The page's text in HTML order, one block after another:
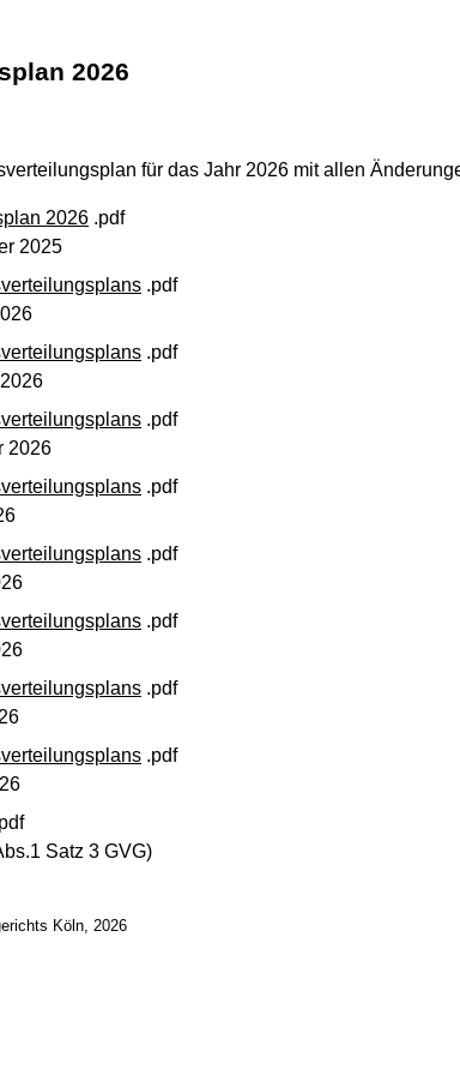
2026
für das Jahr 2026 mit allen
2026 .pdf
2025
.pdf
.pdf
.pdf
2026
.pdf
.pdf
.pdf
.pdf
.pdf
Satz 3 GVG)
Köln, 2026